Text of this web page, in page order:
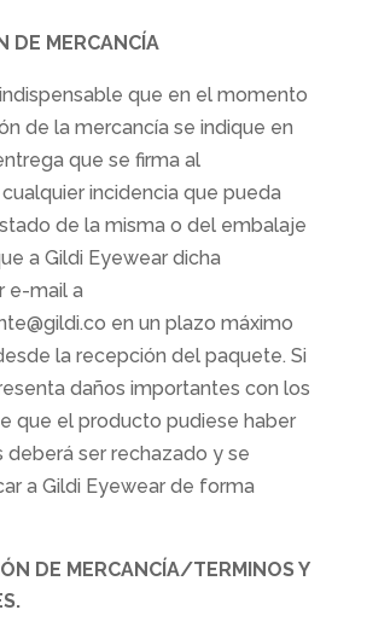
DE MERCANCÍA
que en el momento
de la mercancía se indique en
que se firma al
incidencia que pueda
de la misma o del embalaje
a Gildi Eyewear dicha
e-mail a
en un plazo máximo
la recepción del paquete. Si
daños importantes con los
que el producto pudiese haber
deberá ser rechazado y se
a Gildi Eyewear de forma
DE MERCANCÍA/TERMINOS Y